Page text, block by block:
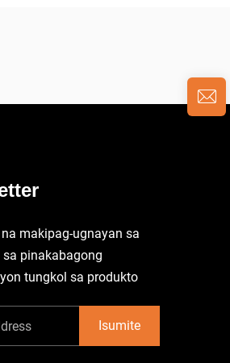
makipag-ugnayan sa
pinakabagong
tungkol sa produkto
Isumite